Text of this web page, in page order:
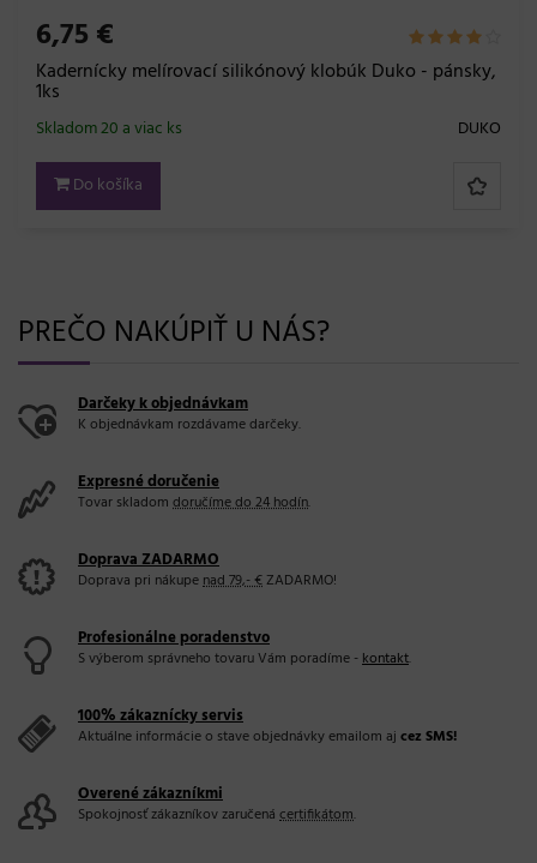
6,75 €
Kadernícky melírovací silikónový klobúk Duko - pánsky,
1ks
DUKO
Skladom 20 a viac ks
Do košíka
PREČO NAKÚPIŤ U NÁS?
Darčeky k objednávkam
K objednávkam rozdávame darčeky.
Expresné doručenie
Tovar skladom doručíme do 24 hodín.
Doprava ZADARMO
Doprava pri nákupenad 79,- €ZADARMO!
Profesionálne poradenstvo
S výberom správneho tovaru Vám poradíme -kontakt.
100% zákaznícky servis
Aktuálne informácie o stave objednávky emailom aj cez SMS!
Overené zákazníkmi
Spokojnosť zákazníkov zaručená certifikátom.